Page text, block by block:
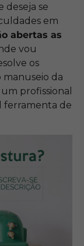
deseja se
em
abertas as
vou
os
da
profissional
ferramenta de